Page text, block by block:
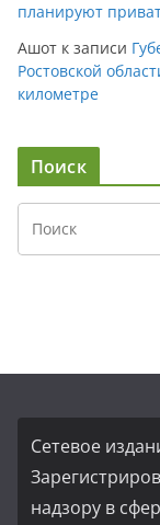
планируют
Ашот к записи
Ростовской
километре
Поиск
Сетевое
надзору в